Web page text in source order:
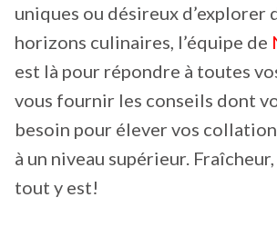
uniques ou désireux d’explorer
horizons culinaires, l’équipe de
est là pour répondre à toutes
vous fournir les conseils dont
besoin pour élever vos
à un niveau supérieur.
tout y est!